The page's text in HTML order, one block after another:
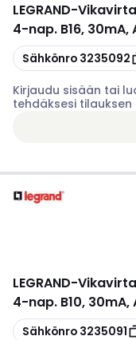
LEGRAND-
4-nap. B16, 30mA,
Kopioi
Sähkönro 3235092
Kirjaudu sisään tai
tehdäksesi tilauksen
LEGRAND-
4-nap. B10, 30mA,
Kopioi
Sähkönro 3235091